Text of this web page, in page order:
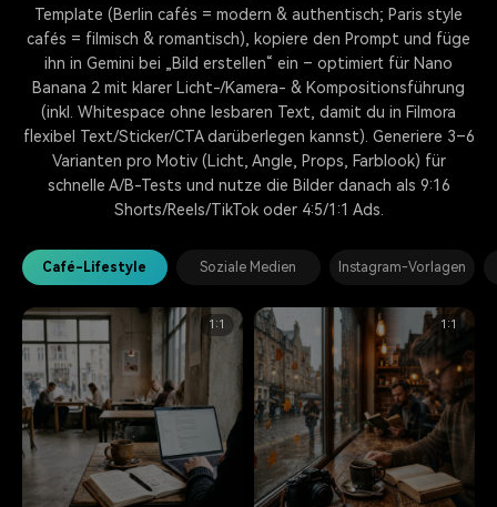
Template (Berlin cafés = modern & authentisch; Paris style
cafés = filmisch & romantisch), kopiere den Prompt und füge
ihn in Gemini bei „Bild erstellen“ ein – optimiert für Nano
Banana 2 mit klarer Licht-/Kamera- & Kompositionsführung
(inkl. Whitespace ohne lesbaren Text, damit du in Filmora
flexibel Text/Sticker/CTA darüberlegen kannst). Generiere 3–6
Varianten pro Motiv (Licht, Angle, Props, Farblook) für
schnelle A/B-Tests und nutze die Bilder danach als 9:16
Shorts/Reels/TikTok oder 4:5/1:1 Ads.
Café-Lifestyle Soziale Medien Instagram-Vorlagen
1:1 1:1